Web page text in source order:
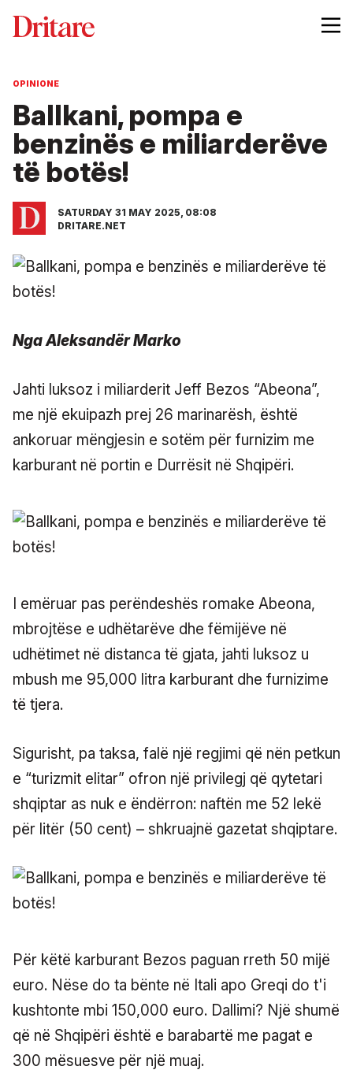
OPINIONE
Ballkani, pompa e
benzinës e miliarderëve
të botës!
SATURDAY 31 MAY 2025, 08:08
DRITARE.NET
Nga Aleksandër Marko
Jahti luksoz i miliarderit Jeff Bezos “Abeona”,
me një ekuipazh prej 26 marinarësh, është
ankoruar mëngjesin e sotëm për furnizim me
karburant në portin e Durrësit në Shqipëri.
I emëruar pas perëndeshës romake Abeona,
mbrojtëse e udhëtarëve dhe fëmijëve në
udhëtimet në distanca të gjata, jahti luksoz u
mbush me 95,000 litra karburant dhe furnizime
të tjera.
Sigurisht, pa taksa, falë një regjimi që nën petkun
e “turizmit elitar” ofron një privilegj që qytetari
shqiptar as nuk e ëndërron: naftën me 52 lekë
për litër (50 cent) – shkruajnë gazetat shqiptare.
Për këtë karburant Bezos paguan rreth 50 mijë
euro. Nëse do ta bënte në Itali apo Greqi do t'i
kushtonte mbi 150,000 euro. Dallimi? Një shumë
që në Shqipëri është e barabartë me pagat e
300 mësuesve për një muaj.